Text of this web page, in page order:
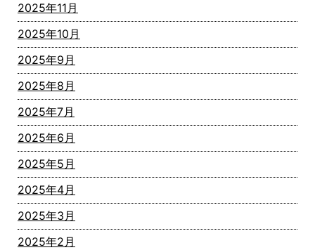
2025年11月
2025年10月
2025年9月
2025年8月
2025年7月
2025年6月
2025年5月
2025年4月
2025年3月
2025年2月